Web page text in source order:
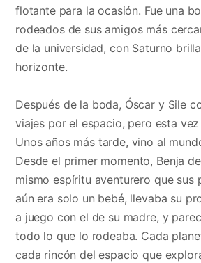
flotante para la ocasión. Fue una
rodeados de sus amigos más
de la universidad, con Saturno
horizonte.
Después de la boda, Óscar y Sile
viajes por el espacio, pero esta
Unos años más tarde, vino al
Desde el primer momento, Benja
mismo espíritu aventurero que sus
aún era solo un bebé, llevaba su
a juego con el de su madre, y
todo lo que lo rodeaba. Cada
cada rincón del espacio que